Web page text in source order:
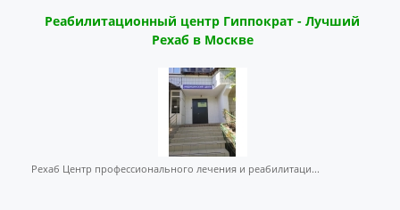
Реабилитационный центр Гиппократ - Лучший
Рехаб в Москве
Рехаб Центр профессионального лечения и реабилитаци...